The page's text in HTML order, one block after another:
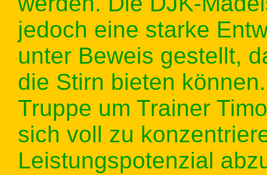
jedoch eine starke
unter Beweis gestellt,
die Stirn bieten
Truppe um Trainer
sich voll zu
Leistungspotenzial